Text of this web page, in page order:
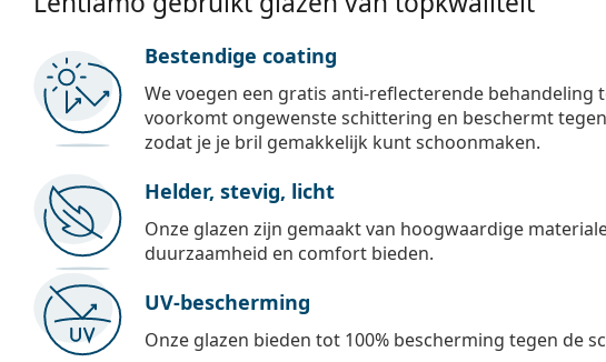
Bestendige coating
We voegen een gratis anti-reflecterende behandeling
voorkomt ongewenste schittering en beschermt
zodat je je bril gemakkelijk kunt schoonmaken.
Helder, stevig, licht
Onze glazen zijn gemaakt van hoogwaardige
duurzaamheid en comfort bieden.
UV-bescherming
Onze glazen bieden tot 100% bescherming tegen de